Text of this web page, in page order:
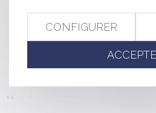
Assurance de téléphone
Action judiciaire pour la
<<
CONFIGURER